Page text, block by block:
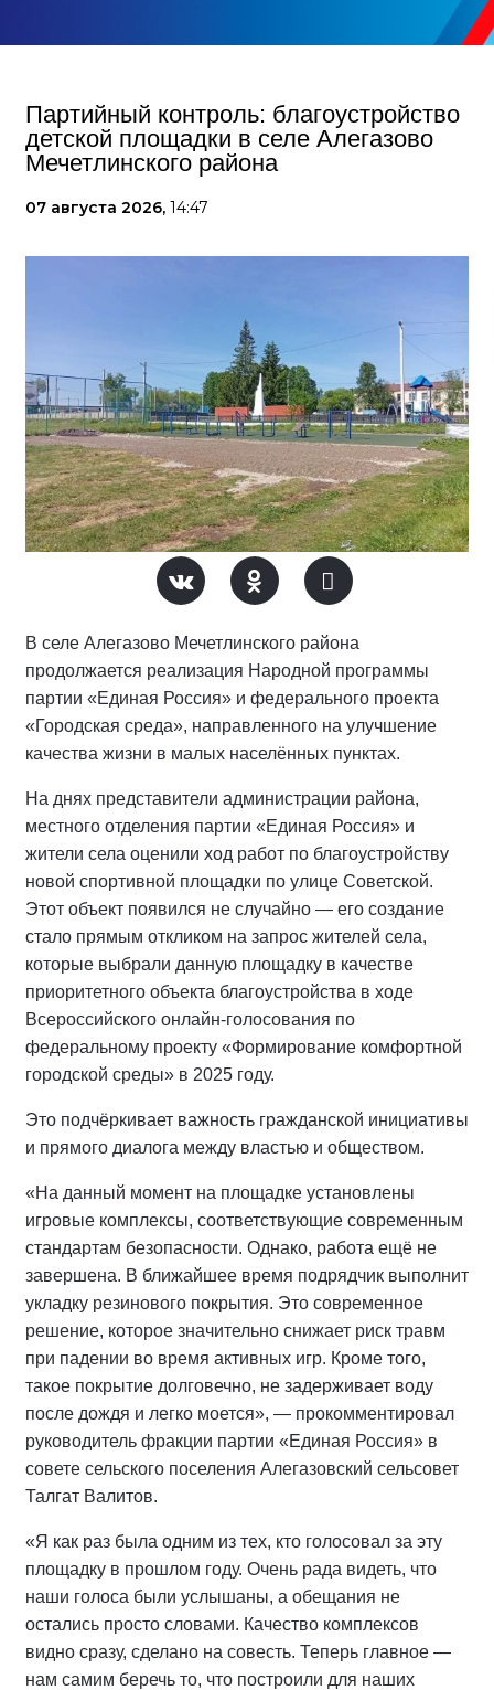
Партийный контроль: благоустройство
детской площадки в селе Алегазово
Мечетлинского района
07 августа 2026, 14:47
В селе Алегазово Мечетлинского района
продолжается реализация Народной программы
партии «Единая Россия» и федерального проекта
«Городская среда», направленного на улучшение
качества жизни в малых населённых пунктах.
На днях представители администрации района,
местного отделения партии «Единая Россия» и
жители села оценили ход работ по благоустройству
новой спортивной площадки по улице Советской.
Этот объект появился не случайно — его создание
стало прямым откликом на запрос жителей села,
которые выбрали данную площадку в качестве
приоритетного объекта благоустройства в ходе
Всероссийского онлайн-голосования по
федеральному проекту «Формирование комфортной
городской среды» в 2025 году.
Это подчёркивает важность гражданской инициативы
и прямого диалога между властью и обществом.
«На данный момент на площадке установлены
игровые комплексы, соответствующие современным
стандартам безопасности. Однако, работа ещё не
завершена. В ближайшее время подрядчик выполнит
укладку резинового покрытия. Это современное
решение, которое значительно снижает риск травм
при падении во время активных игр. Кроме того,
такое покрытие долговечно, не задерживает воду
после дождя и легко моется», — прокомментировал
руководитель фракции партии «Единая Россия» в
совете сельского поселения Алегазовский сельсовет
Талгат Валитов.
«Я как раз была одним из тех, кто голосовал за эту
площадку в прошлом году. Очень рада видеть, что
наши голоса были услышаны, а обещания не
остались просто словами. Качество комплексов
видно сразу, сделано на совесть. Теперь главное —
нам самим беречь то, что построили для наших